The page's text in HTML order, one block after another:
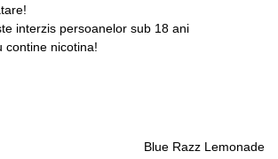
interzis persoanelor sub 18 ani
contine nicotina!
Blue Razz Lemonade